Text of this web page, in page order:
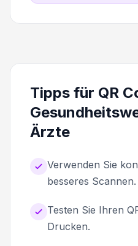
Tipps für QR
Ärzte
Verwenden Sie
besseres Scannen.
Testen Sie Ihren
Drucken.